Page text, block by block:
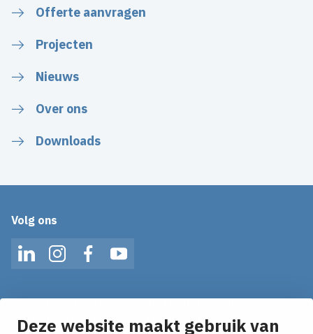
Deze website maakt gebruik van
Offerte aanvragen
Projecten
Nieuws
Over ons
Downloads
Volg ons
LinkedInInstagramFacebookYouTube
Ontvang onze nieuws alerts in je mailbox!